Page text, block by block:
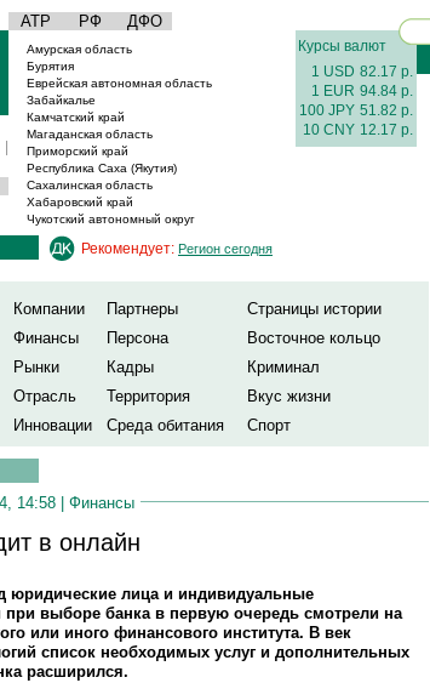
АТР РФ ДФО
|
Амурская область
Бурятия
Еврейская автономная область
Забайкалье
Камчатский край
Магаданская область
Приморский край
Республика Саха (Якутия)
Сахалинская область
Хабаровский край
Чукотский автономный округ
Курсы валют
1 USD 82.17 р.
1 EUR 94.84 р.
100 JPY 51.82 р.
10 CNY 12.17 р.
Рекомендует: Регион сегодня
Компании Партнеры
Страницы истории
Финансы Персона
Восточное кольцо
Рынки Кадры
Криминал
Отрасль Территория
Вкус жизни
Инновации Среда обитания Спорт
14:58 | Финансы
в онлайн
юридические лица и индивидуальные
при выборе банка в первую очередь смотрели на
или иного финансового института. В век
список необходимых услуг и дополнительных
расширился.